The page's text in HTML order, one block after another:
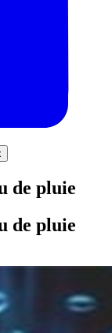
de pluie
de pluie